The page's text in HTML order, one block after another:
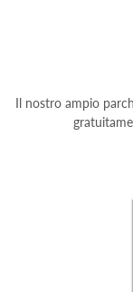
Il nostro ampio